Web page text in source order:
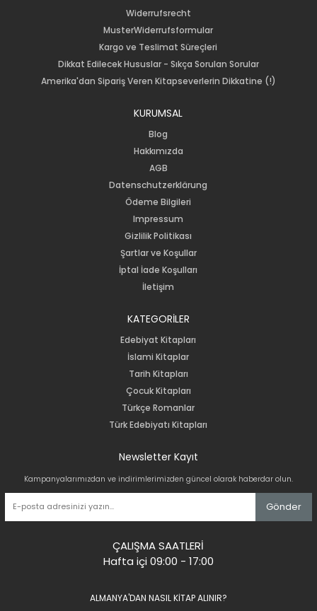
Widerrufsrecht
MusterWiderrufsformular
Kargo ve Teslimat Süreçleri
Dikkat Edilecek Hususlar - Sıkça Sorulan Sorular
Amerika'dan Sipariş Veren Kitapseverlerin Dikkatine (!)
KURUMSAL
Blog
Hakkımızda
AGB
Datenschutzerklärung
Ödeme Bilgileri
Impressum
Gizlilik Politikası
Şartlar ve Koşullar
İptal İade Koşulları
İletişim
KATEGORİLER
Edebiyat Kitapları
İslami Kitaplar
Tarih Kitapları
Çocuk Kitapları
Türkçe Romanlar
Türk Edebiyatı Kitapları
Newsletter Kayıt
Kampanyalarımızdan ve indirimlerimizden güncel olarak haberdar olun.
Gönder
ÇALIŞMA SAATLERİ
Hafta içi 09:00 - 17:00
ALMANYA'DAN NASIL KİTAP ALINIR?